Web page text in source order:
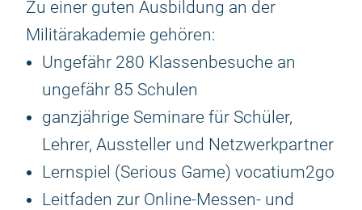
Zu einer guten Ausbildung an der
Militärakademie gehören:
Ungefähr 280 Klassenbesuche an
ungefähr 85 Schulen
ganzjährige Seminare für Schüler,
Lehrer, Aussteller und Netzwerkpartner
Lernspiel (Serious Game) vocatium2go
Leitfaden zur Online-Messen- und